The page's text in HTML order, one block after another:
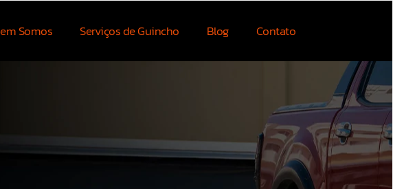
Somos Serviços de Guincho Blog Contato